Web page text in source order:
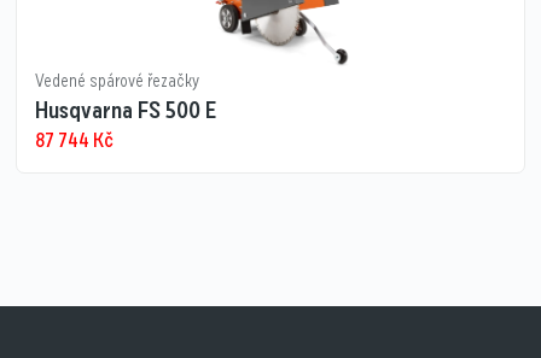
Vedené spárové řezačky
Husqvarna FS 500 E
87 744 Kč